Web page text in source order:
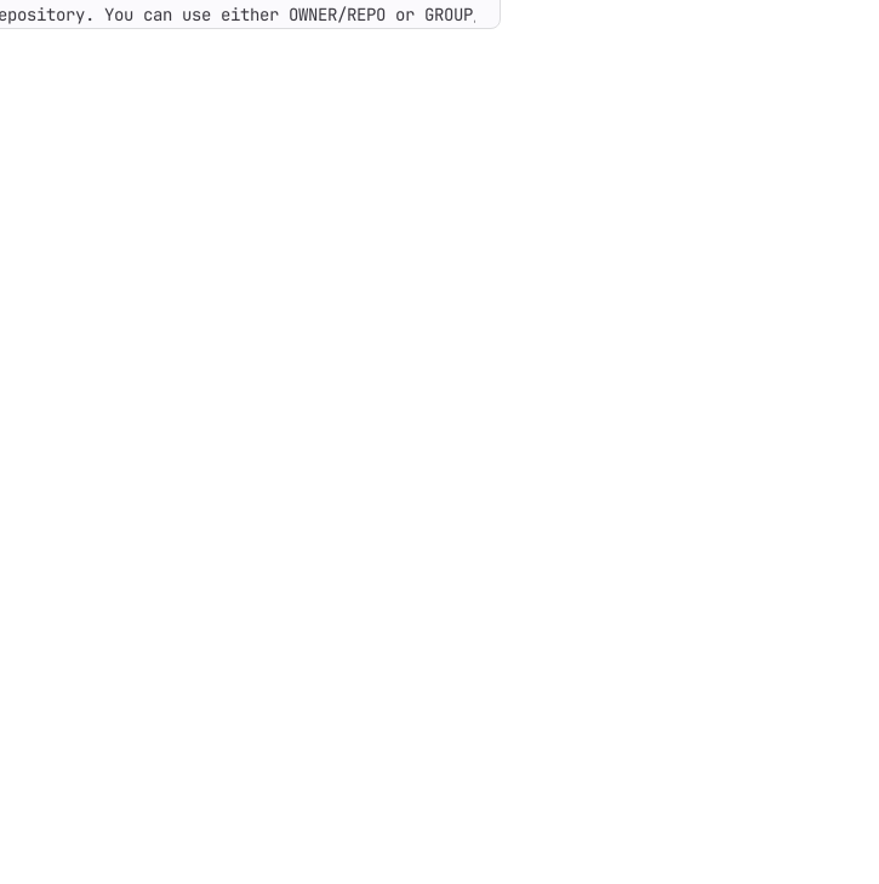
You can use either OWNER/REPO or GROUP/NAMESPACE/REPO. The full URL or Git URL